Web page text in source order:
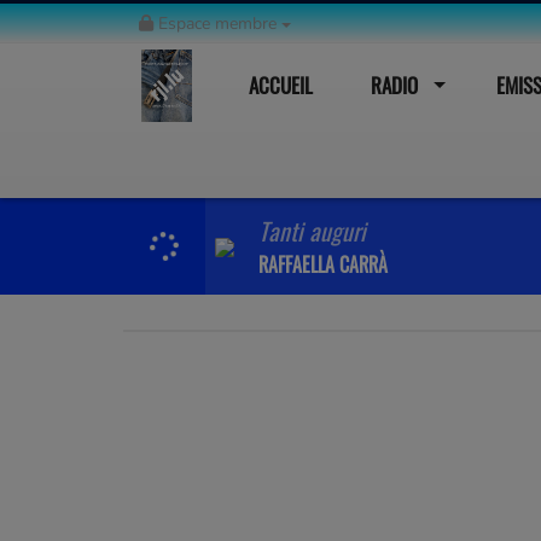
Espace membre
ACCUEIL RADIO
Tanti auguri
RAFFAELLA CARRÀ